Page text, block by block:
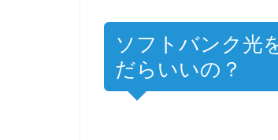
ソフトバンク光
だらいいの？